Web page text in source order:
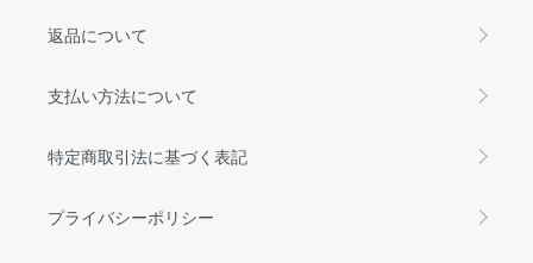
返品について
支払い方法について
特定商取引法に基づく表記
プライバシーポリシー